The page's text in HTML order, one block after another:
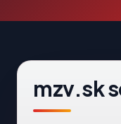
mzv.sk